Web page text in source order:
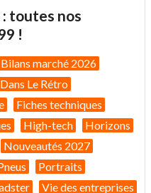
toutes nos
!
Bilans marché 2026
Dans Le Rétro
Fiches techniques
High-tech
Horizons
Nouveautés 2027
Portraits
Vie des entreprises